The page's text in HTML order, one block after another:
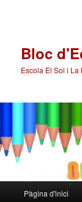
Bloc
Escola El Sol i
Aneu
Aneu
Pàgina d'inici